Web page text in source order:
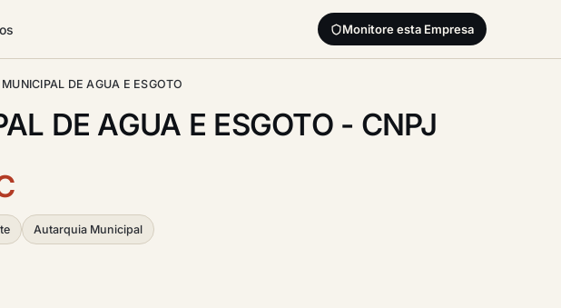
Monitore esta Empresa
DE AGUA E ESGOTO
DE AGUA E ESGOTO - CNPJ
Autarquia Municipal